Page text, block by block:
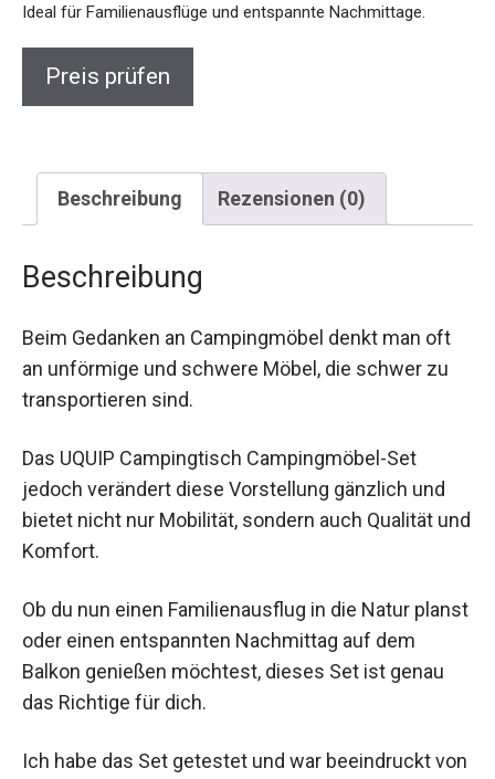
Ideal für Familienausflüge und entspannte Nachmittage.
Preis prüfen
Beschreibung Rezensionen (0)
Beschreibung
Beim Gedanken an Campingmöbel denkt man oft
an unförmige und schwere Möbel, die schwer zu
transportieren sind.
Das UQUIP Campingtisch Campingmöbel-Set
jedoch verändert diese Vorstellung gänzlich und
bietet nicht nur Mobilität, sondern auch Qualität und
Komfort.
Ob du nun einen Familienausflug in die Natur planst
oder einen entspannten Nachmittag auf dem
Balkon genießen möchtest, dieses Set ist genau
das Richtige für dich.
Ich habe das Set getestet und war beeindruckt von